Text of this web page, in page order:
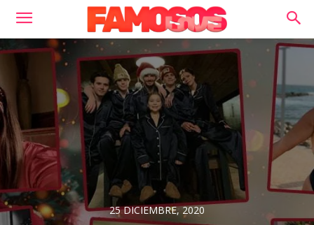
25 DICIEMBRE, 2020